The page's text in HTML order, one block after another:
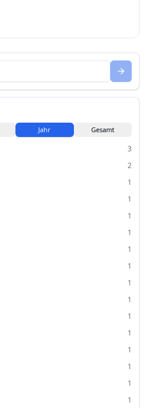
Jahr Gesamt
3
2
1
1
1
1
1
1
1
1
1
1
1
1
1
1